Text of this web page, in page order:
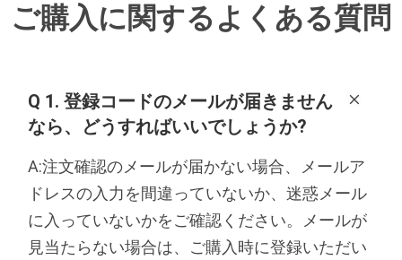
ご購入に関するよくある質問
Q 1. 登録コードのメールが届きません
なら、どうすればいいでしょうか?
A:注文確認のメールが届かない場合、メールア
ドレスの入力を間違っていないか、迷惑メール
に入っていないかをご確認ください。メールが
見当たらない場合は、ご購入時に登録いただい